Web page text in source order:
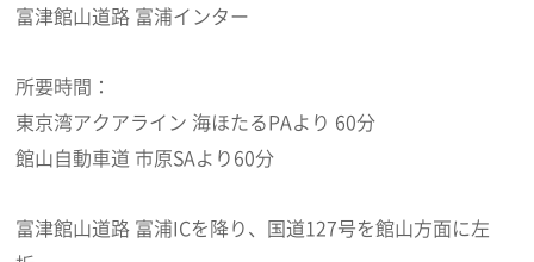
富津館山道路 富浦インター
所要時間：
東京湾アクアライン 海ほたるPAより 60分
館山自動車道 市原SAより60分
富津館山道路 富浦ICを降り、国道127号を館山方面に左